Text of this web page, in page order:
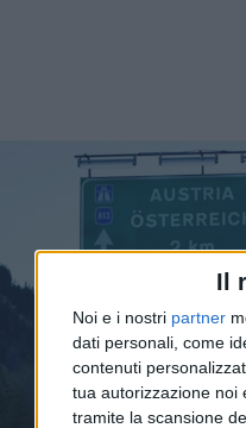
Il
Noi e i nostri partner
dati personali, come
contenuti
tua autorizzazione noi
tramite la scansione